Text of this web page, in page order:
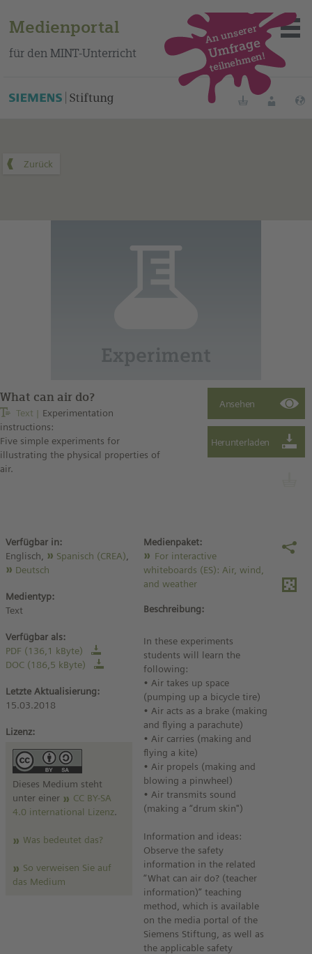
Medienportal
für den MINT-Unterricht
Über das Portal
Merklisten
An unserer
Umfrage
teilnehmen!
What can air do?
Text
Experimentation
instructions:
Five simple experiments for
illustrating the physical properties of
air.
Verfügbar in:
Englisch,
Spanisch (CREA)
Deutsch
Medientyp:
Text
Verfügbar als:
PDF (136,1 kByte)
DOC (186,5 kByte)
Letzte Aktualisierung:
15.03.2018
Lizenz:
Dieses Medium steht
unter einer
CC BY-SA
4.0 international Lizenz.
Was bedeutet das?
So verweisen Sie auf
das Medium
Medienpaket:
For interactive
whiteboards (ES): Air, wind,
and weather
Beschreibung:
In these experiments
students will learn the
following:
• Air takes up space
(pumping up a bicycle tire)
• Air acts as a brake (making
and flying a parachute)
• Air carries (making and
flying a kite)
• Air propels (making and
blowing a pinwheel)
• Air transmits sound
(making a “drum skin")
Information and ideas:
Observe the safety
information in the related
“What can air do? (teacher
information)” teaching
method, which is available
on the media portal of the
Siemens Stiftung, as well as
the applicable safety
Dieses Medium finden Sie auf unserem spanischen